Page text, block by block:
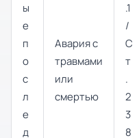
ы
е
п
о
с
л
е
д
Авария с
травмами
или
смертью
.1
/
С
т
.
2
3
8